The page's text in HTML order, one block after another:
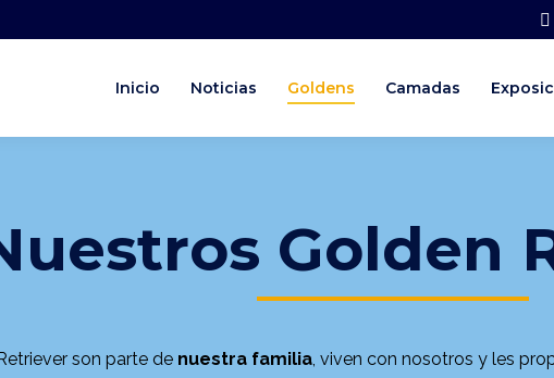
Inicio Noticias Goldens Camadas
Golden
son parte de nuestra familia, viven con nosotros y les